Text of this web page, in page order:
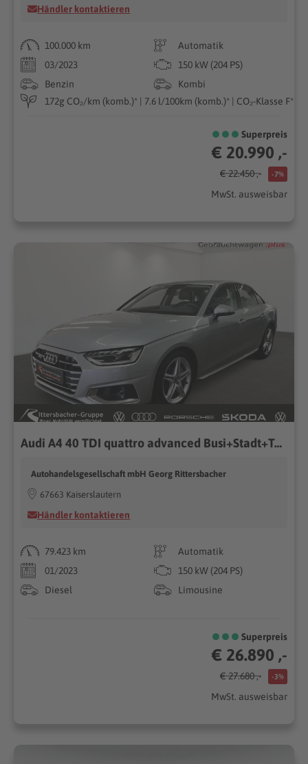
Händler kontaktieren
100.000 km
Automatik
03/2023
150 kW (204 PS)
Benzin
Kombi
172g CO₂/km (komb.)* | 7.6 l/100km (komb.)* | CO₂-Klasse F*
Superpreis
€ 20.990 ,-
€ 22.450 ,- -7%
MwSt. ausweisbar
Audi A4 40 TDI quattro advanced Busi+Stadt+TourPaket
Autohandelsgesellschaft mbH Georg Rittersbacher
67663 Kaiserslautern
Händler kontaktieren
79.423 km
Automatik
01/2023
150 kW (204 PS)
Diesel
Limousine
Superpreis
€ 26.890 ,-
€ 27.680 ,- -3%
MwSt. ausweisbar